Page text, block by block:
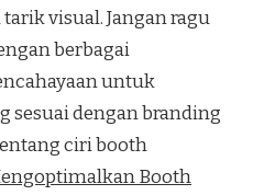
visual. Jangan ragu
berbagai
untuk
sesuai dengan branding
ciri booth
Booth